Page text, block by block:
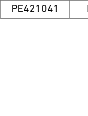
PE421041